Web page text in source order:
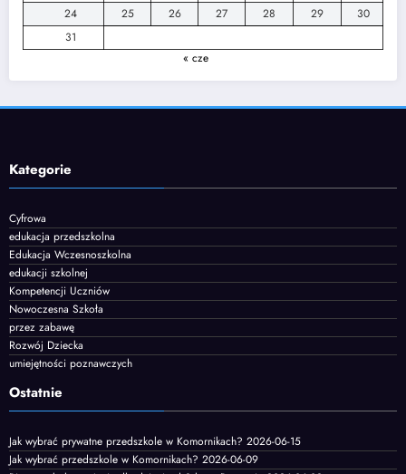
24
25 26 27 28 29
30
31
« cze
Kategorie
Cyfrowa
edukacja przedszkolna
Edukacja Wczesnoszkolna
edukacji szkolnej
Kompetencji Uczniów
Nowoczesna Szkoła
przez zabawę
Rozwój Dziecka
umiejętności poznawczych
Ostatnie
Jak wybrać prywatne przedszkole w Komornikach? 2026-06-15
Jak wybrać przedszkole w Komornikach? 2026-06-09